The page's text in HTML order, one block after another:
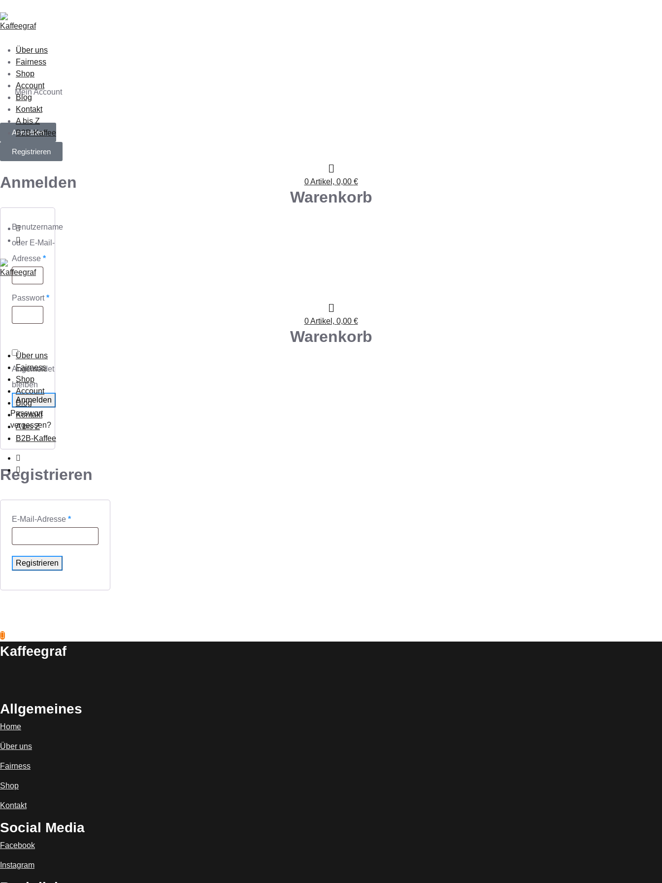
Über uns
Fairness
Shop
Account
Blog
Kontakt
A bis Z
B2B-Kaffee
0 Artikel, 0,00 €
Warenkorb
0 Artikel, 0,00 €
Warenkorb
Über uns
Fairness
Shop
Account
Blog
Kontakt
A bis Z
B2B-Kaffee
Mein Account
Anmelden
Registrieren
Anmelden
Benutzername
oder E-Mail-
Adresse *
Passwort*
Angemeldet
bleiben
Anmelden
Passwort
vergessen?
Registrieren
E-Mail-Adresse *
Registrieren
Kaffeegraf
Allgemeines
Home
Über uns
Fairness
Shop
Kontakt
Social Media
Facebook
Instagram